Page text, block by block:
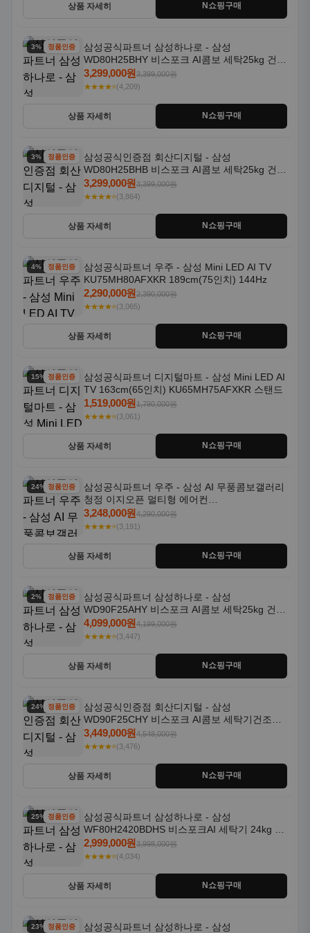
상품 자세히 N쇼핑구매
3% 할인정품인증
삼성공식파트너 삼성하나로 - 삼성
WD80H25BHY 비스포크 AI콤보 세탁25kg 건조
18kg 26년형 일체형 1등급
3,299,000원3,399,000원
★★★★⭐(4,209)
상품 자세히 N쇼핑구매
3% 할인정품인증
삼성공식인증점 회산디지털 - 삼성
WD80H25BHB 비스포크 AI콤보 세탁25kg 건조
18kg 26년형 일체형 1등급
3,299,000원3,399,000원
★★★★⭐(3,864)
상품 자세히 N쇼핑구매
4% 할인정품인증
삼성공식파트너 우주 - 삼성 Mini LED AI TV
KU75MH80AFXKR 189cm(75인치) 144Hz
2,290,000원2,390,000원
★★★★⭐(3,065)
상품 자세히 N쇼핑구매
15% 할인정품인증
삼성공식파트너 디지털마트 - 삼성 Mini LED AI
TV 163cm(65인치) KU65MH75AFXKR 스탠드
1,519,000원1,790,000원
★★★★⭐(3,061)
상품 자세히 N쇼핑구매
24% 할인정품인증
삼성공식파트너 우주 - 삼성 AI 무풍콤보갤러리
청정 이지오픈 멀티형 에어컨
AF80F17D22WRS 기본설치포함
3,248,000원4,290,000원
★★★★⭐(3,191)
상품 자세히 N쇼핑구매
2% 할인정품인증
삼성공식파트너 삼성하나로 - 삼성
WD90F25AHY 비스포크 AI콤보 세탁25kg 건조
18kg 자동문열림 1등급
4,099,000원4,199,000원
★★★★⭐(3,447)
상품 자세히 N쇼핑구매
24% 할인정품인증
삼성공식인증점 회산디지털 - 삼성
WD90F25CHY 비스포크 AI콤보 세탁기건조기
일체형 25kg+18kg 1등급
3,449,000원4,548,000원
★★★★⭐(3,476)
상품 자세히 N쇼핑구매
25% 할인정품인증
삼성공식파트너 삼성하나로 - 삼성
WF80H2420BDHS 비스포크AI 세탁기 24kg 건
조기 20kg 세제자동투입
2,999,000원3,998,000원
★★★★⭐(4,034)
상품 자세히 N쇼핑구매
23% 할인정품인증
삼성공식파트너 삼성하나로 - 삼성